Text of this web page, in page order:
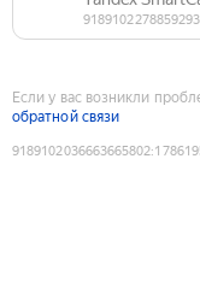
Если у вас возникли
обратной связи
9189102036663665802: